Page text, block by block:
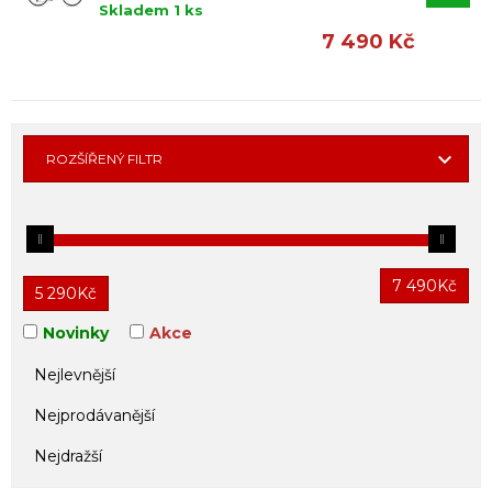
Skladem 1 ks
7 490 Kč
ROZŠÍŘENÝ FILTR
5 290Kč 7 490Kč
Novinky Akce
Nejlevnější
Nejprodávanější
Nejdražší